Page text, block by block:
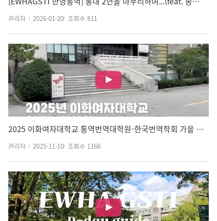
관리자 2026-01-20 조회수 811
2025 이화여자대학교 통역번역대학원-한국번역학회 가을 학술대회 스케치
관리자 2025-11-10 조회수 1166